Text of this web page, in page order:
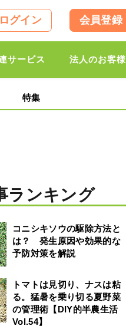
ログイン 会員登録
サービス 法人のお客様
特集
ランキング
コニシキソウの駆除方法と
は？ 発生原因や効果的な
予防対策を解説
トマトは見切り、ナスは粘
る。猛暑を乗り切る夏野菜
の管理術【DIY的半農生活
Vol.54】